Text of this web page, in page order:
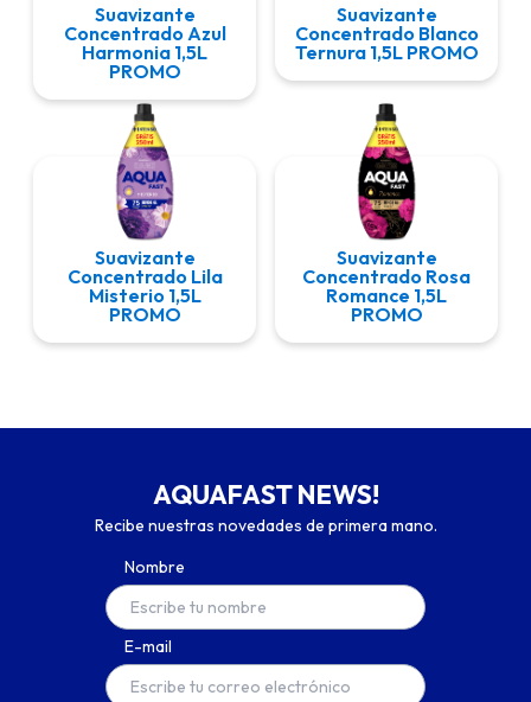
Suavizante
Concentrado Azul
Harmonia 1,5L
PROMO
Suavizante
Concentrado Blanco
Ternura 1,5L PROMO
Suavizante
Concentrado Lila
Misterio 1,5L
PROMO
Suavizante
Concentrado Rosa
Romance 1,5L
PROMO
AQUAFAST NEWS!
Recibe nuestras novedades de primera mano.
Nombre
E-mail